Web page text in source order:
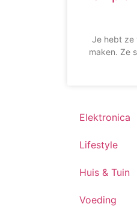
Je hebt ze
maken. Ze
Elektronica
Lifestyle
Huis & Tuin
Voeding